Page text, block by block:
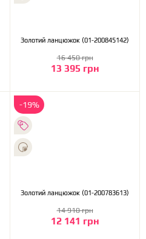
Золотий ланцюжок (01-200845142)
13 395 грн
16 450 грн
-19%
Золотий ланцюжок (01-200783613)
12 141 грн
14 910 грн